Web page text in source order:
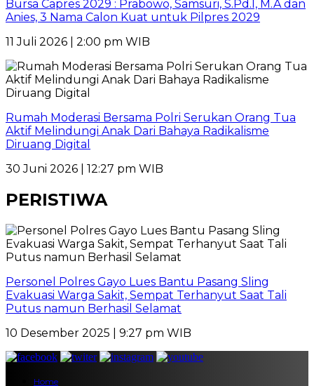
Bursa Capres 2029 : Prabowo, Samsuri, S.Pd.I, M.A dan
Anies, 3 Nama Calon Kuat untuk Pilpres 2029
11 Juli 2026 | 2:00 pm WIB
Rumah Moderasi Bersama Polri Serukan Orang Tua
Aktif Melindungi Anak Dari Bahaya Radikalisme
Diruang Digital
30 Juni 2026 | 12:27 pm WIB
PERISTIWA
Personel Polres Gayo Lues Bantu Pasang Sling
Evakuasi Warga Sakit, Sempat Terhanyut Saat Tali
Putus namun Berhasil Selamat
10 Desember 2025 | 9:27 pm WIB
Home